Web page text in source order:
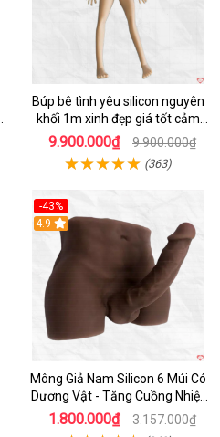
Búp bê tình yêu silicon nguyên
khối 1m xinh đẹp giá tốt cảm
giác thật
9.900.000₫ 9.900.000₫
(363)
-43%
Hot
4.9
Mông Giả Nam Silicon 6 Múi Có
Dương Vật - Tăng Cuồng Nhiệt
Đêm
1.800.000₫ 3.157.000₫